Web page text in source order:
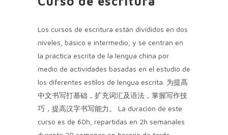
Los cursos de escritura están divididos en dos
niveles, básico e intermedio, y se centran en
la práctica escrita de la lengua china por
medio de actividades basadas en el estudio de
los diferentes estilos de lengua escrita. 为提高
中文书写打基础，扩充词汇及语法，掌握写作技
巧，提高汉字书写能力。 La duración de este
curso es de 60h, repartidas en 2h semanales